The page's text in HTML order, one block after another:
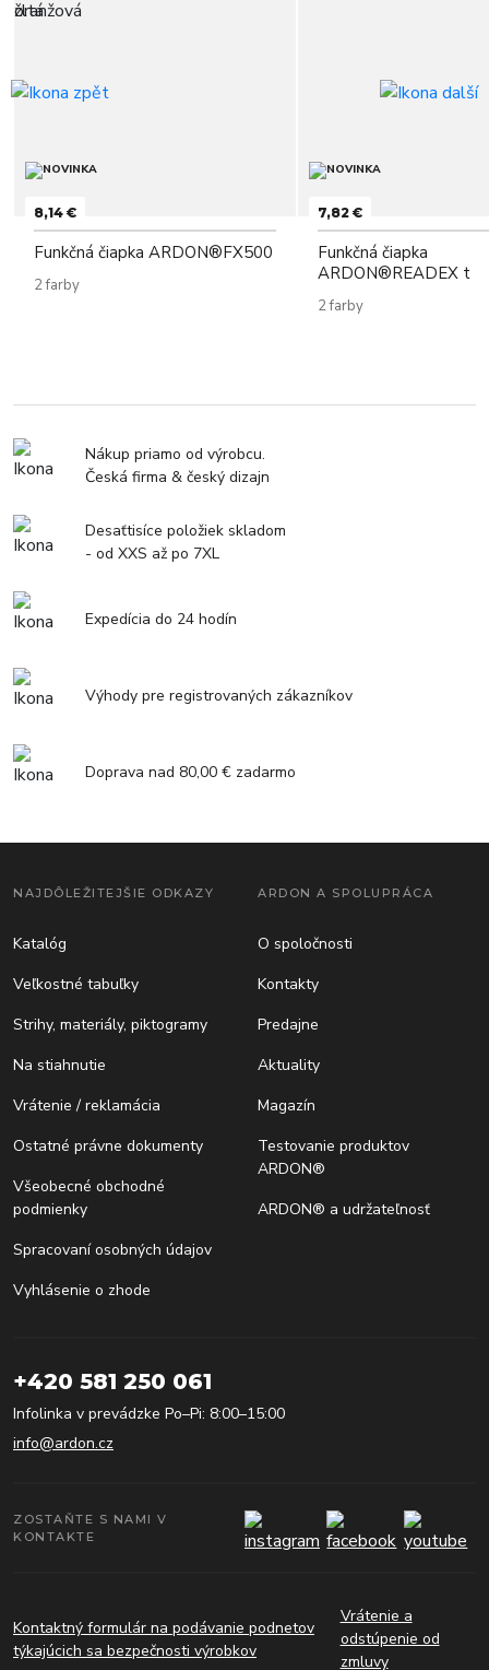
8,14 €
Funkčná čiapka ARDON®FX500
2 farby
7,82 €
Funkčná čiapka
ARDON®READEX t
2 farby
Nákup priamo od výrobcu.
Česká firma & český dizajn
Desaťtisíce položiek skladom
- od XXS až po 7XL
Expedícia do 24 hodín
Výhody pre registrovaných zákazníkov
Doprava nad 80,00 € zadarmo
NAJDÔLEŽITEJŠIE ODKAZY
Katalóg
Veľkostné tabuľky
Strihy, materiály, piktogramy
Na stiahnutie
Vrátenie / reklamácia
Ostatné právne dokumenty
Všeobecné obchodné
podmienky
Spracovaní osobných údajov
Vyhlásenie o zhode
ARDON A SPOLUPRÁCA
O spoločnosti
Kontakty
Predajne
Aktuality
Magazín
Testovanie produktov
ARDON®
ARDON® a udržateľnosť
+420 581 250 061
Infolinka v prevádzke Po–Pi: 8:00–15:00
info@ardon.cz
ZOSTAŇTE S NAMI V
KONTAKTE
Kontaktný formulár na podávanie podnetov
týkajúcich sa bezpečnosti výrobkov
Vrátenie a
odstúpenie od
zmluvy